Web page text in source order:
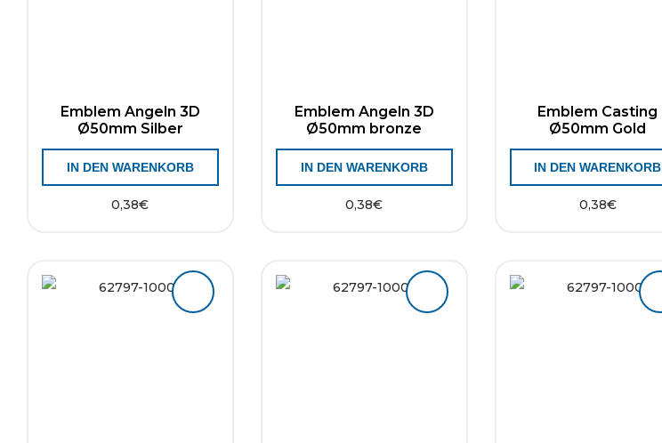
Emblem Angeln 3D
Ø50mm Silber
0,38€
IN DEN WARENKORB
Emblem Angeln 3D
Ø50mm bronze
0,38€
IN DEN WARENKORB
Emblem Casting
Ø50mm Gold
0,38€
IN DEN WARENKORB